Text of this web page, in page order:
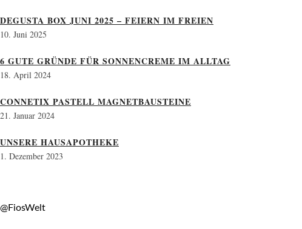
DEGUSTA BOX JUNI 2025 – FEIERN IM FREIEN
10. Juni 2025
6 GUTE GRÜNDE FÜR SONNENCREME IM ALLTAG
18. April 2024
CONNETIX PASTELL MAGNETBAUSTEINE
21. Januar 2024
UNSERE HAUSAPOTHEKE
1. Dezember 2023
@FiosWelt